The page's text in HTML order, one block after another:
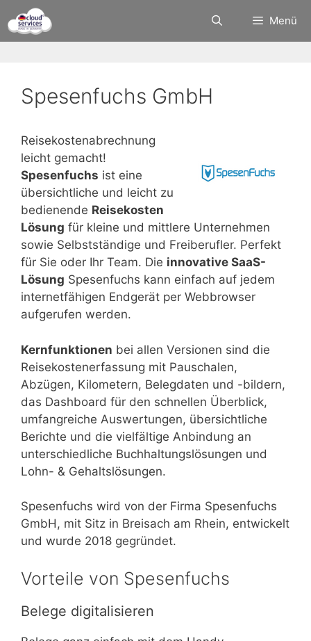
Inhalt
springen
Menü
Spesenfuchs GmbH
Reisekostenabrechnung
leicht gemacht!
Spesenfuchs ist eine
übersichtliche und leicht zu
bedienende Reisekosten
Lösung für kleine und mittlere Unternehmen
sowie Selbstständige und Freiberufler. Perfekt
für Sie oder Ihr Team. Die innovative SaaS-
Lösung Spesenfuchs kann einfach auf jedem
internetfähigen Endgerät per Webbrowser
aufgerufen werden.
Kernfunktionen bei allen Versionen sind die
Reisekostenerfassung mit Pauschalen,
Abzügen, Kilometern, Belegdaten und -bildern,
das Dashboard für den schnellen Überblick,
umfangreiche Auswertungen, übersichtliche
Berichte und die vielfältige Anbindung an
unterschiedliche Buchhaltungslösungen und
Lohn- & Gehaltslösungen.
Spesenfuchs wird von der Firma Spesenfuchs
GmbH, mit Sitz in Breisach am Rhein, entwickelt
und wurde 2018 gegründet.
Vorteile von Spesenfuchs
Belege digitalisieren